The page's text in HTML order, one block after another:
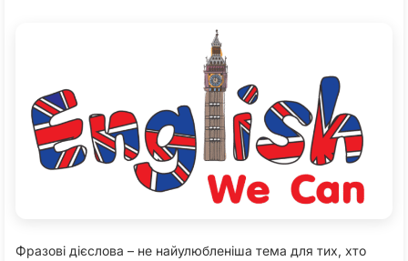
Фразові дієслова – не найулюбленіша тема для тих, хто